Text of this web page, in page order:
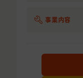
事業内容